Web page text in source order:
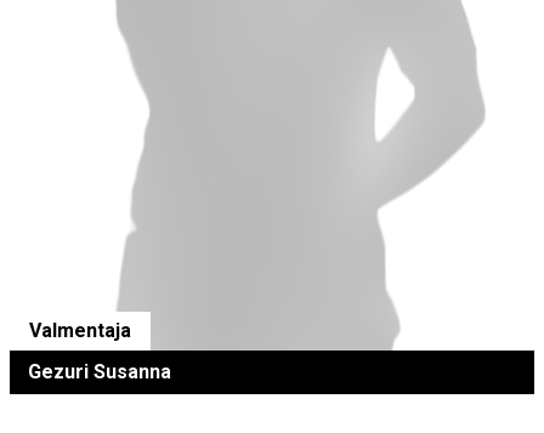
Valmentaja
Gezuri Susanna